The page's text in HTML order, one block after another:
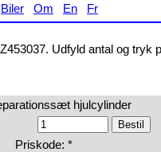
Biler Om En Fr
Udfyld antal og tryk
hjulcylinder
Priskode: *